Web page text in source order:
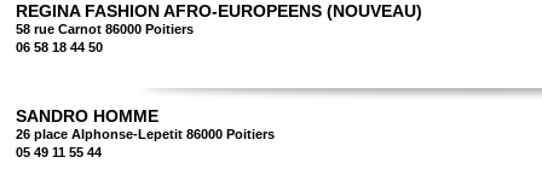
REGINA FASHION AFRO-EUROPEENS (NOUVEAU)
58 rue Carnot 86000 Poitiers
06 58 18 44 50
SANDRO HOMME
26 place Alphonse-Lepetit 86000 Poitiers
05 49 11 55 44